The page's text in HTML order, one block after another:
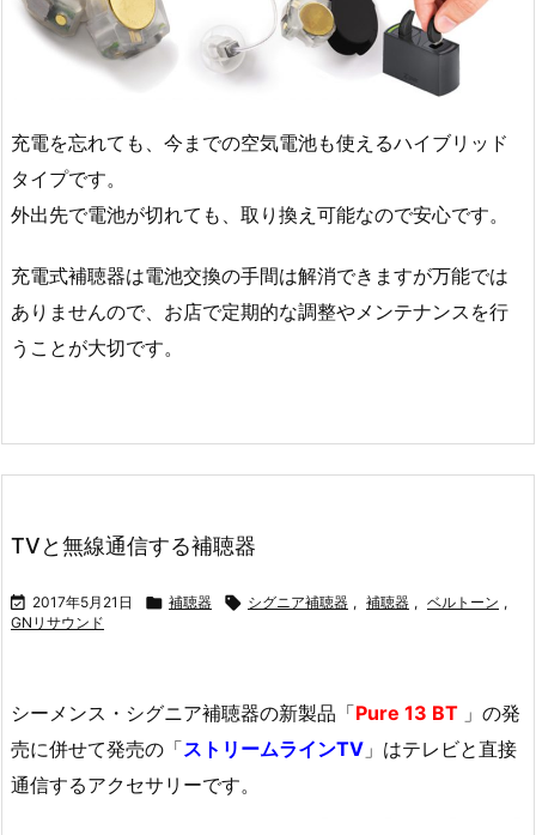
充電を忘れても、今までの空気電池も使えるハイブリッド
タイプです。
外出先で電池が切れても、取り換え可能なので安心です。
充電式補聴器は電池交換の手間は解消できますが万能では
ありませんので、お店で定期的な調整やメンテナンスを行
うことが大切です。
TVと無線通信する補聴器
 2017年5月21日  補聴器  シグニア補聴器 , 補聴器 , ベルトーン ,
GNリサウンド
シーメンス・シグニア補聴器の新製品「Pure 13 BT 」の発
売に併せて発売の「ストリームラインTV 」はテレビと直接
通信するアクセサリーです。